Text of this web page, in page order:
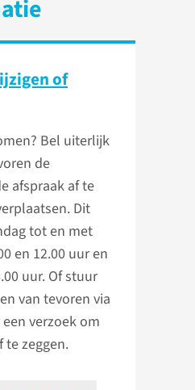
of
Bel uiterlijk
de
afspraak af te
Dit
tot en met
en 12.00 uur en
uur. Of stuur
van tevoren via
verzoek om
te zeggen.